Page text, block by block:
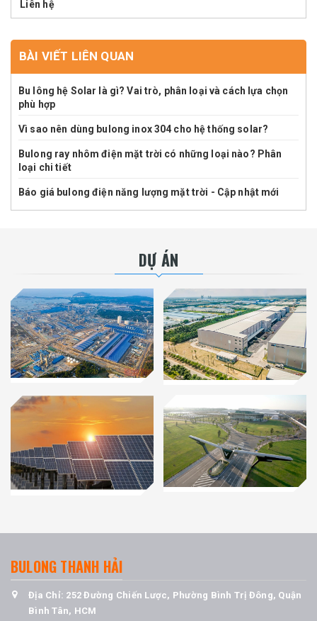
Liên hệ
BÀI VIẾT LIÊN QUAN
Bu lông hệ Solar là gì? Vai trò, phân loại và cách lựa chọn
phù hợp
Vì sao nên dùng bulong inox 304 cho hệ thống solar?
Bulong ray nhôm điện mặt trời có những loại nào? Phân
loại chi tiết
Báo giá bulong điện năng lượng mặt trời - Cập nhật mới
DỰ ÁN
BULONG THANH HẢI
Địa Chỉ: 252 Đường Chiến Lược, Phường Bình Trị Đông, Quận
Bình Tân, HCM